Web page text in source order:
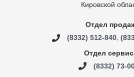
Кировской
Отдел
(8332) 512-840,
Отдел
(8332) 73-